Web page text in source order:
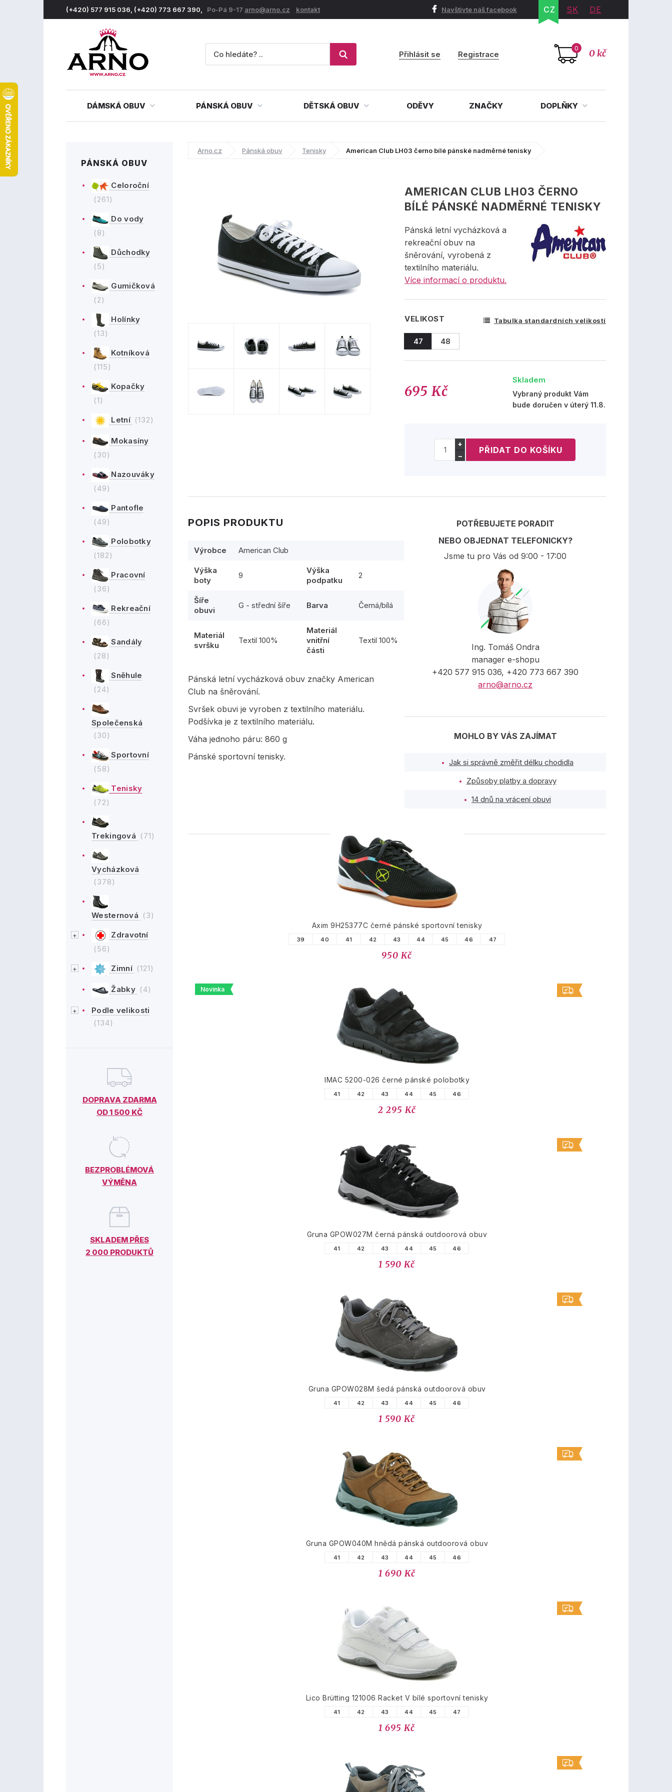
(+420) 577 915 036, (+420) 773 667 390, Po-Pá 9-17 arno@arno.cz kontakt Navštivte náš facebook CZ SK DE
0 0 kč
Přihlásit se Registrace
DÁMSKÁ OBUV PÁNSKÁ OBUV DĚTSKÁ OBUV ODĚVY ZNAČKY DOPLŇKY
PÁNSKÁ OBUV
Celoroční
(261)
Do vody
(8)
Důchodky
(5)
Gumičková
(2)
Holínky
(13)
Kotníková
(115)
Kopačky
(1)
Letní (132)
Mokasíny
(30)
Nazouváky
(49)
Pantofle
(49)
Polobotky
(182)
Pracovní
(36)
Rekreační
(66)
Sandály
(28)
Sněhule
(24)
Společenská
(30)
Sportovní
(58)
Tenisky
(72)
Trekingová (71)
Vycházková
(378)
Westernová (3)
Zdravotní
(56)
Zimní (121)
Žabky (4)
Podle velikosti
(134)
DOPRAVA ZDARMA
OD 1 500 KČ
BEZPROBLÉMOVÁ
VÝMĚNA
SKLADEM PŘES
2 000 PRODUKTŮ
Arno.cz Pánská obuv Tenisky American Club LH03 černo bílé pánské nadměrné tenisky
AMERICAN CLUB LH03 ČERNO
BÍLÉ PÁNSKÉ NADMĚRNÉ TENISKY
Pánská letní vycházková a
rekreační obuv na
šněrování, vyrobená z
textilního materiálu.
Více informací o produktu.
VELIKOST Tabulka standardních velikostí
47 48
695 Kč
Skladem
Vybraný produkt Vám
bude doručen v úterý 11.8.
+
−
POPIS PRODUKTU
Výrobce American Club
Výška
boty
9
Výška
podpatku
2
Šíře
obuvi
G - střední šíře Barva Černá/bílá
Materiál
svršku
Textil 100%
Materiál
vnitřní
části
Textil 100%
Pánská letní vycházková obuv značky American
Club na šněrování.
Svršek obuvi je vyroben z textilního materiálu.
Podšívka je z textilního materiálu.
Váha jednoho páru: 860 g
Pánské sportovní tenisky.
POTŘEBUJETE PORADIT
NEBO OBJEDNAT TELEFONICKY?
Jsme tu pro Vás od 9:00 - 17:00
Ing. Tomáš Ondra
manager e-shopu
+420 577 915 036, +420 773 667 390
arno@arno.cz
MOHLO BY VÁS ZAJÍMAT
Jak si správně změřit délku chodidla
Způsoby platby a dopravy
14 dnů na vrácení obuvi
PODOBNÉ PRODUKTY
Axim 9H25377C černé pánské sportovní tenisky
39 40 41 42 43 44 45 46 47
950 Kč
Novinka
IMAC 5200-026 černé pánské polobotky
41 42 43 44 45 46
2 295 Kč
Gruna GPOW027M černá pánská outdoorová obuv
41 42 43 44 45 46
1 590 Kč
Gruna GPOW028M šedá pánská outdoorová obuv
41 42 43 44 45 46
1 590 Kč
Gruna GPOW040M hnědá pánská outdoorová obuv
41 42 43 44 45 46
1 690 Kč
Lico Brütting 121006 Racket V bílé sportovní tenisky
41 42 43 44 45 47
1 695 Kč